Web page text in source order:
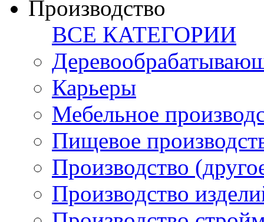
Производство
ВСЕ КАТЕГОРИИ
Карьеры
Мебельное
Пищевое
Производство
Производство